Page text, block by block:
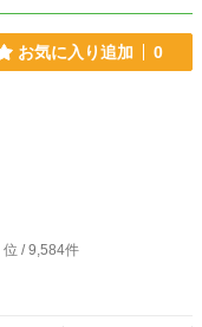
お気に入り追加 0
位 / 9,584件